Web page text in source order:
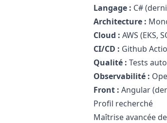
Langage : C#
Architecture :
Cloud : AWS (EKS,
CI/CD : Github
Qualité : Tests
Observabilité :
Front : Angular
Profil recherché
Maîtrise avancée